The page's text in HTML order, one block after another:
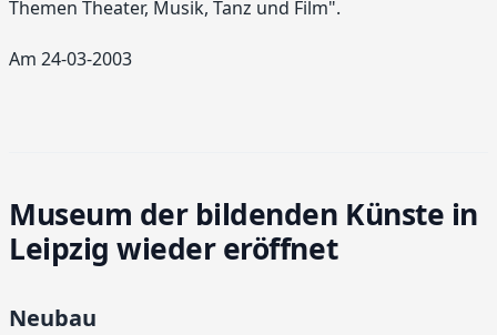
Themen Theater, Musik, Tanz und Film".
Am 24-03-2003
Museum der bildenden Künste in
Leipzig wieder eröffnet
Neubau